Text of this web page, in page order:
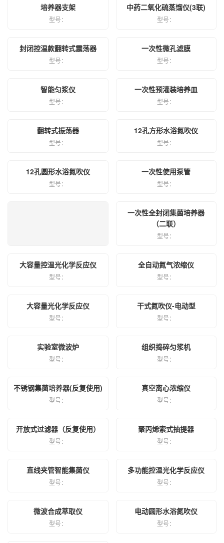
培养器支架
型号：
中药二氧化硫蒸馏仪(3联)
型号：
封闭控温款翻转式震荡器
型号：
一次性微孔滤膜
型号：
智能匀浆仪
型号：
一次性预灌装培养皿
型号：
翻转式振荡器
型号：
12孔方形水浴氮吹仪
型号：
12孔圆形水浴氮吹仪
型号：
一次性使用泵管
型号：
型号：
一次性全封闭集菌培养器
（二联）
型号：
大容量控温光化学反应仪
型号：
全自动氮气浓缩仪
型号：
大容量光化学反应仪
型号：
干式氮吹仪-电动型
型号：
实验室微波炉
型号：
组织捣碎匀浆机
型号：
不锈钢集菌培养器(反复使用)
型号：
真空离心浓缩仪
型号：
开放式过滤器（反复使用）
型号：
聚丙烯索式抽提器
型号：
直线夹管智能集菌仪
型号：
多功能控温光化学反应仪
型号：
微波合成萃取仪
型号：
电动圆形水浴氮吹仪
型号：